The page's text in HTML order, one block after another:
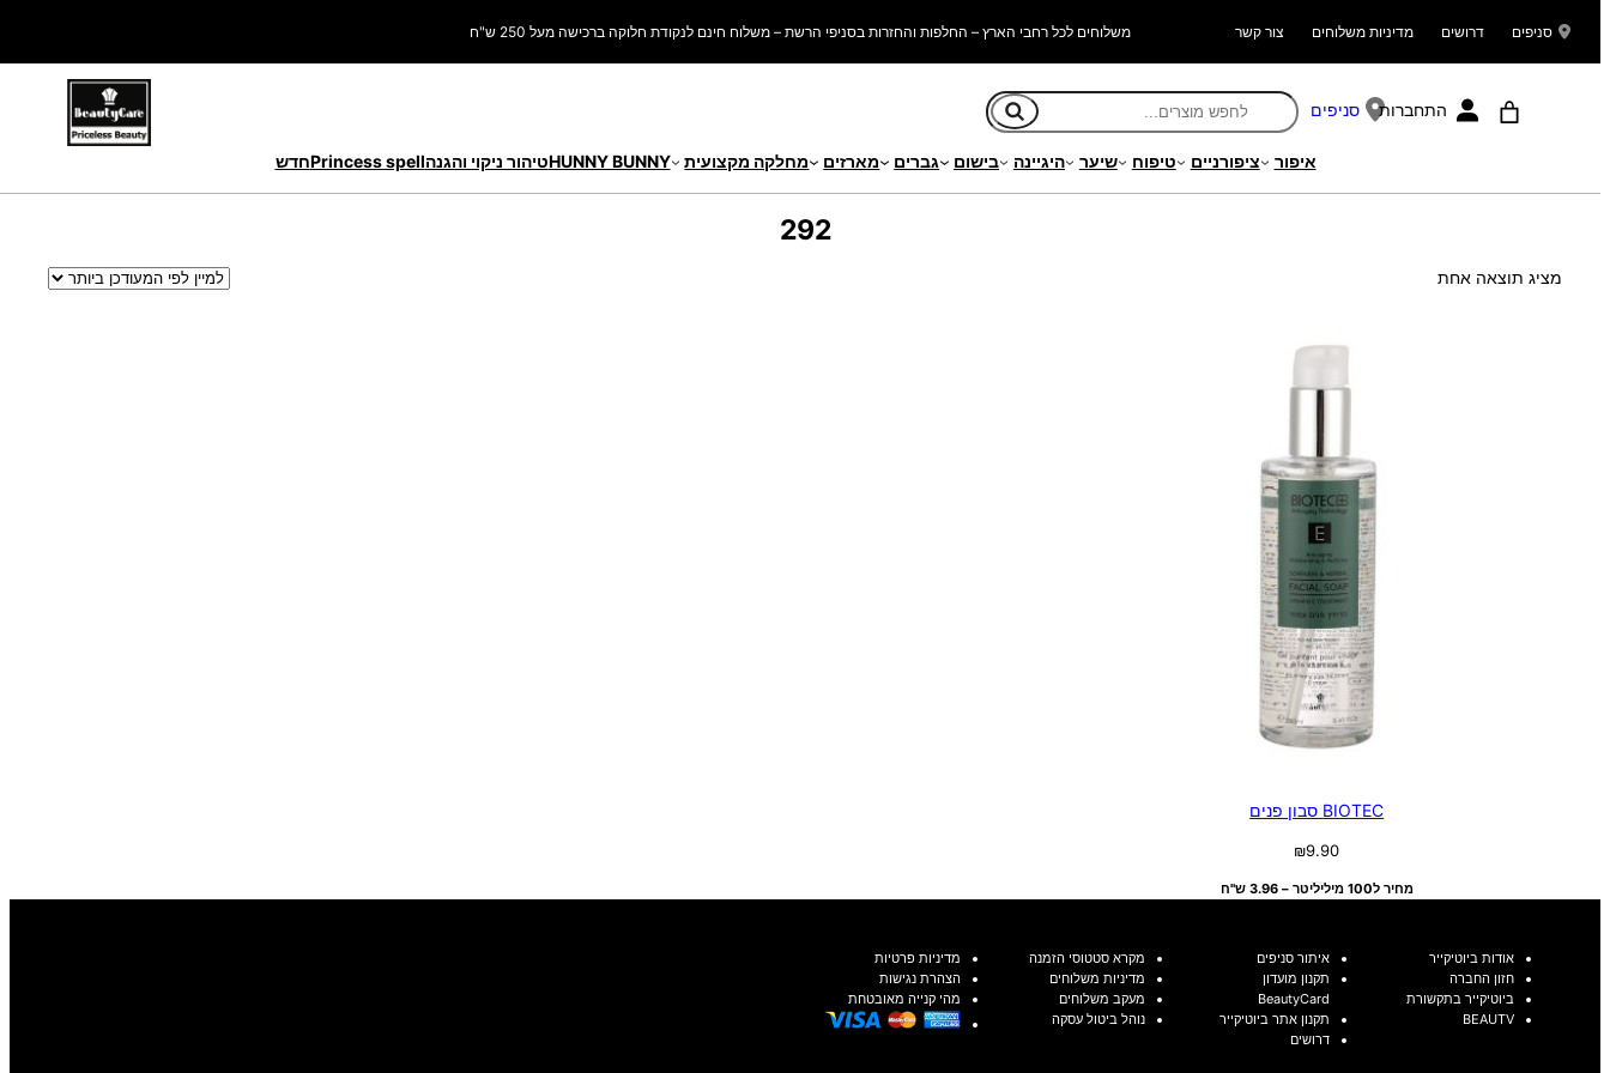
סניפים דרושים מדיניות משלוחים צור קשר משלוחים לכל רחבי הארץ – החלפות והחזרות בסניפי הרשת – משלוח חינם לנקודת חלוקה ברכישה מעל 250 ש"ח
התחברות סניפים
איפור ציפורניים טיפוח שיער היגיינה בישום גברים מארזים מחלקה מקצועית HUNNY BUNNYטיהור ניקוי והגנהPrincess spellחדש
292
מציג תוצאה אחת
BIOTEC סבון פנים
₪9.90
מחיר ל100 מיליליטר – 3.96 ש"ח
אודות ביוטיקייר
חזון החברה
ביוטיקייר בתקשורת
BEAUTV
איתור סניפים
תקנון מועדון
BeautyCard
תקנון אתר ביוטיקייר
דרושים
מקרא סטטוסי הזמנה
מדיניות משלוחים
מעקב משלוחים
נוהל ביטול עסקה
מדיניות פרטיות
הצהרת נגישות
מהי קנייה מאובטחת